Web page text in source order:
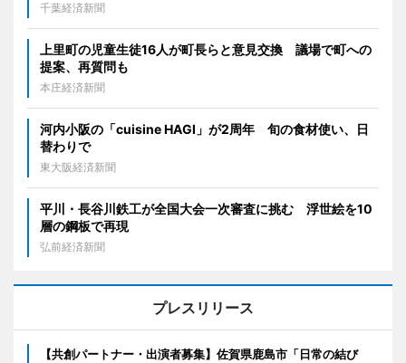
千葉経済新聞
上里町の児童生徒16人が町長らと意見交換 議場で町への
提案、再質問も
本庄経済新聞
河内小阪の「cuisine HAGI」が2周年 旬の食材使い、日
替わりで
東大阪経済新聞
平川・長谷川鉄工が全国大会一次審査に挑む 浮世絵を10
層の鋼板で再現
弘前経済新聞
プレスリリース
【共創パートナー・出演者募集】佐賀県鹿島市「日常の結び